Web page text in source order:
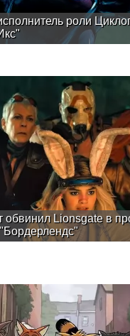
роли
обвинил Lionsgate в